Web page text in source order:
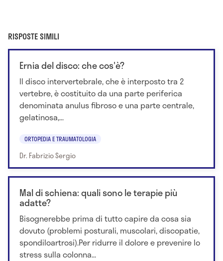
RISPOSTE SIMILI
Ernia del disco: che cos'è?
Il disco intervertebrale, che è interposto tra 2
vertebre, è costituito da una parte periferica
denominata anulus fibroso e una parte centrale,
gelatinosa,...
ORTOPEDIA E TRAUMATOLOGIA
Dr. Fabrizio Sergio
Mal di schiena: quali sono le terapie più
adatte?
Bisognerebbe prima di tutto capire da cosa sia
dovuto (problemi posturali, muscolari, discopatie,
spondiloartrosi).Per ridurre il dolore e prevenire lo
stress sulla colonna...